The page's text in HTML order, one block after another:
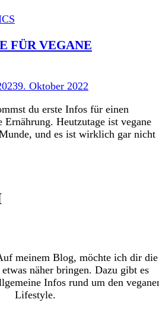
FÜR VEGANE
9. Oktober 2022
du erste Infos für einen
Ernährung. Heutzutage ist vegane
und es ist wirklich gar nicht
meinem Blog, möchte ich dir die
näher bringen. Dazu gibt es
Infos rund um den
Lifestyle.